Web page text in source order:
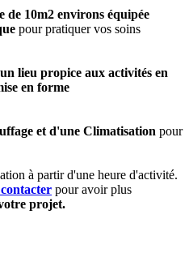
de 10m2 environs équipée
pour pratiquer vos soins
un lieu propice aux activités en
en forme
et d'une Climatisation pour
à partir d'une heure d'activité.
pour avoir plus
projet.